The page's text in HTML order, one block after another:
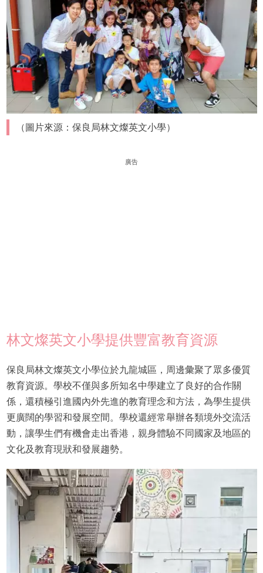
（圖片來源：保良局林文燦英文小學）
廣告
林文燦英文小學提供豐富教育資源
保良局林文燦英文小學位於九龍城區，周邊彙聚了眾多優質
教育資源。學校不僅與多所知名中學建立了良好的合作關
係，還積極引進國內外先進的教育理念和方法，為學生提供
更廣闊的學習和發展空間。學校還經常舉辦各類境外交流活
動，讓學生們有機會走出香港，親身體驗不同國家及地區的
文化及教育現狀和發展趨勢。